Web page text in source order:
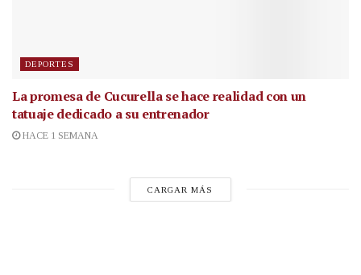
DEPORTES
La promesa de Cucurella se hace realidad con un
tatuaje dedicado a su entrenador
HACE 1 SEMANA
CARGAR MÁS